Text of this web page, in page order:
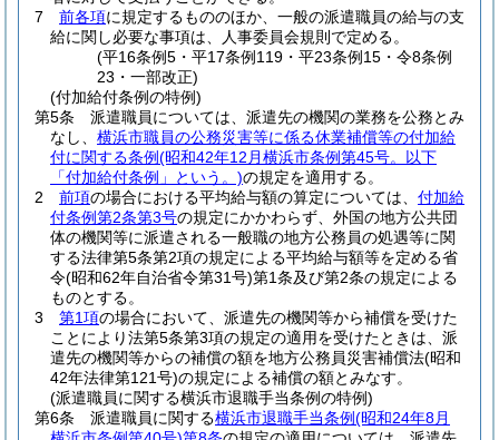
7
前各項に規定するもののほか、一般の派遣職員の給与の支
給に関し必要な事項は、人事委員会規則で定める。
(平16条例5・平17条例119・平23条例15・令8条例
23・一部改正)
(付加給付条例の特例)
第5条
派遣職員については、派遣先の機関の業務を公務とみ
なし、 横浜市職員の公務災害等に係る休業補償等の付加給
付に関する条例(昭和42年12月横浜市条例第45号。以下
「付加給付条例」という。)の規定を適用する。
2
前項の場合における平均給与額の算定については、 付加給
付条例第2条第3号の規定にかかわらず、外国の地方公共団
体の機関等に派遣される一般職の地方公務員の処遇等に関
する法律第5条第2項の規定による平均給与額等を定める省
令(昭和62年自治省令第31号)第1条及び第2条の規定による
ものとする。
3
第1項の場合において、派遣先の機関等から補償を受けた
ことにより法第5条第3項の規定の適用を受けたときは、派
遣先の機関等からの補償の額を地方公務員災害補償法(昭和
42年法律第121号)の規定による補償の額とみなす。
(派遣職員に関する横浜市退職手当条例の特例)
第6条
派遣職員に関する横浜市退職手当条例(昭和24年8月